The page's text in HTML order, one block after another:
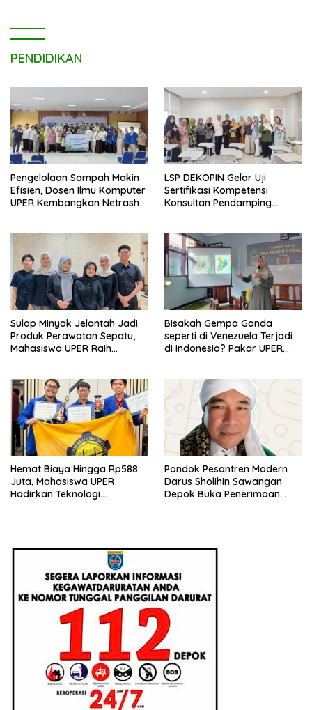
PENDIDIKAN
Pengelolaan Sampah Makin
Efisien, Dosen Ilmu Komputer
UPER Kembangkan Netrash
LSP DEKOPIN Gelar Uji
Sertifikasi Kompetensi
Konsultan Pendamping
Sulap Minyak Jelantah Jadi
Produk Perawatan Sepatu,
Mahasiswa UPER Raih
Bisakah Gempa Ganda
seperti di Venezuela Terjadi
di Indonesia? Pakar UPER
Hemat Biaya Hingga Rp588
Juta, Mahasiswa UPER
Hadirkan Teknologi
Pondok Pesantren Modern
Darus Sholihin Sawangan
Depok Buka Penerimaan